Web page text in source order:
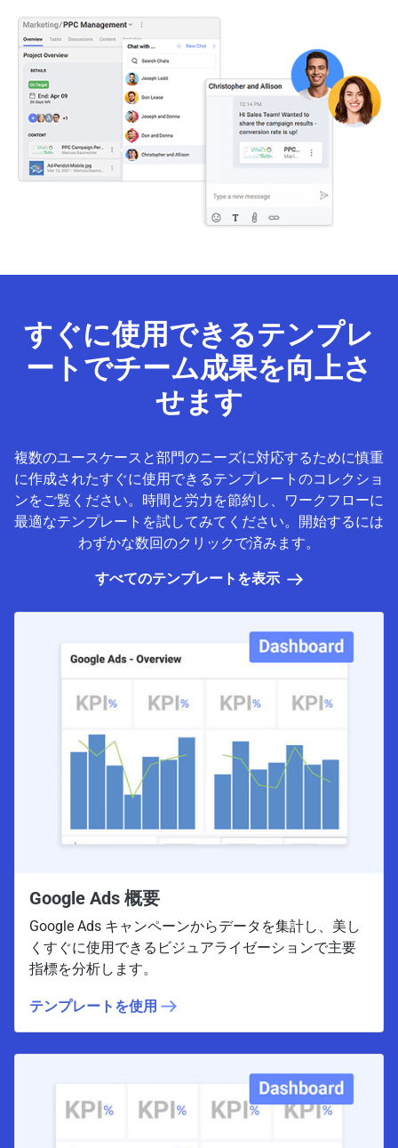
すぐに使用できるテンプレ
ートでチーム成果を向上さ
せます
複数のユースケースと部門のニーズに対応するために慎重
に作成されたすぐに使用できるテンプレートのコレクショ
ンをご覧ください。時間と労力を節約し、ワークフローに
最適なテンプレートを試してみてください。開始するには
わずかな数回のクリックで済みます。
すべてのテンプレートを表示
Google Ads 概要
Google Ads キャンペーンからデータを集計し、美し
くすぐに使用できるビジュアライゼーションで主要
指標を分析します。
テンプレートを使用